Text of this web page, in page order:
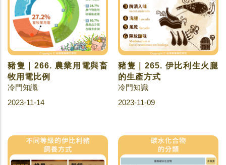
豬隻｜266. 農業用電與畜
牧用電比例
冷門知識
2023-11-14
豬隻｜265. 伊比利生火腿
的生產方式
冷門知識
2023-11-09